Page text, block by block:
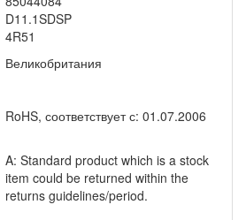
D11.1SDSP
4R51
Великобритания
RoHS, соответствует с: 01.07.2006
A: Standard product which is a stock
item could be returned within the
returns guidelines/period.